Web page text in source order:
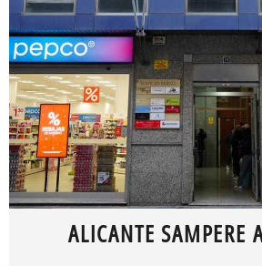
ALICANTE SAMPERE